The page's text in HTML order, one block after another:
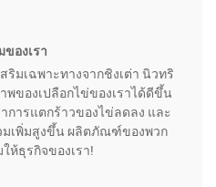
องเรา
ริมเฉพาะทางจากชิงเต่า นิวทริ
พของเปลือกไข่ของเราได้ดีขึ้น
าการแตกร้าวของไข่ลดลง และ
มเพิ่มสูงขึ้น ผลิตภัณฑ์ของพวก
ห้ธุรกิจของเรา!